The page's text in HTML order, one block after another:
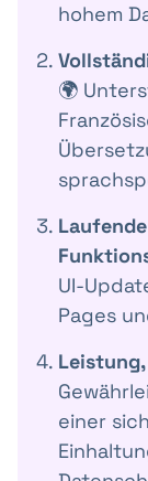
hohem
🌍
UI-
Pages
einer